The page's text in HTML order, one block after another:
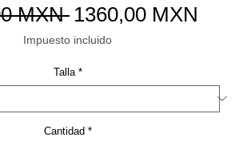
MXN Precio
1360,00 MXN
Impuesto incluido
Talla *
Cantidad *